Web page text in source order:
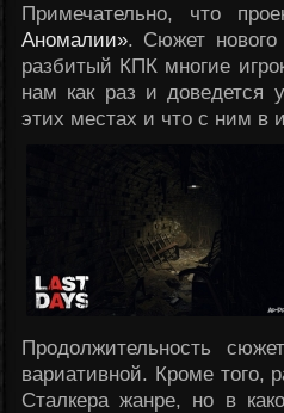
Примечательно, что
Аномалии». Сюжет
разбитый КПК многие
нам как раз и доведется
этих местах и что с ним в
Продолжительность
вариативной. Кроме
Сталкера жанре, но в